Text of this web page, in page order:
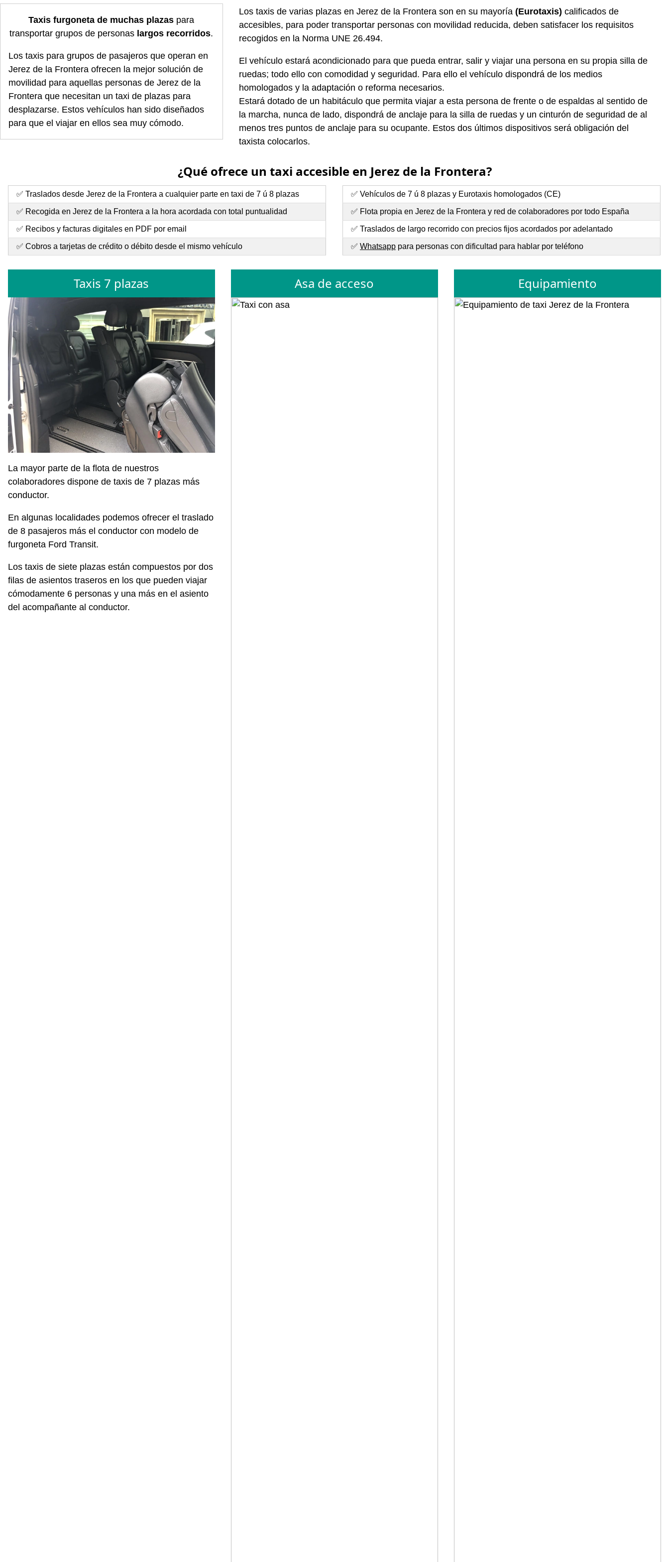
Taxis furgoneta de muchas plazas para
transportar grupos de personas largos recorridos.
Los taxis para grupos de pasajeros que operan en
Jerez de la Frontera ofrecen la mejor solución de
movilidad para aquellas personas de Jerez de la
Frontera que necesitan un taxi de plazas para
desplazarse. Estos vehículos han sido diseñados
para que el viajar en ellos sea muy cómodo.
Los taxis de varias plazas en Jerez de la Frontera son en su mayoría (Eurotaxis) calificados de
accesibles, para poder transportar personas con movilidad reducida, deben satisfacer los requisitos
recogidos en la Norma UNE 26.494.
El vehículo estará acondicionado para que pueda entrar, salir y viajar una persona en su propia silla de
ruedas; todo ello con comodidad y seguridad. Para ello el vehículo dispondrá de los medios
homologados y la adaptación o reforma necesarios.
Estará dotado de un habitáculo que permita viajar a esta persona de frente o de espaldas al sentido de
la marcha, nunca de lado, dispondrá de anclaje para la silla de ruedas y un cinturón de seguridad de al
menos tres puntos de anclaje para su ocupante. Estos dos últimos dispositivos será obligación del
taxista colocarlos.
¿Qué ofrece un taxi accesible en Jerez de la Frontera?
✅ Traslados desde Jerez de la Frontera a cualquier parte en taxi de 7 ú 8 plazas
✅ Recogida en Jerez de la Frontera a la hora acordada con total puntualidad
✅ Recibos y facturas digitales en PDF por email
✅ Cobros a tarjetas de crédito o débito desde el mismo vehículo
✅ Vehículos de 7 ú 8 plazas y Eurotaxis homologados (CE)
✅ Flota propia en Jerez de la Frontera y red de colaboradores por todo España
✅ Traslados de largo recorrido con precios fijos acordados por adelantado
✅ Whatsapppara personas con dificultad para hablar por teléfono
Taxis 7 plazas
La mayor parte de la flota de nuestros
colaboradores dispone de taxis de 7 plazas más
conductor.
En algunas localidades podemos ofrecer el traslado
de 8 pasajeros más el conductor con modelo de
furgoneta Ford Transit.
Los taxis de siete plazas están compuestos por dos
filas de asientos traseros en los que pueden viajar
cómodamente 6 personas y una más en el asiento
del acompañante al conductor.
Asa de acceso Equipamiento